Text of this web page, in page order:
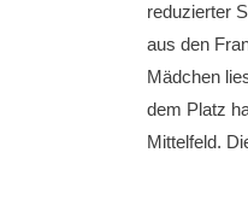
reduzierter
aus den
Mädchen
dem Platz
Mittelfeld.